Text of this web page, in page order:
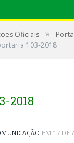
Oficiais »
103-2018
2018
EM 17 DE